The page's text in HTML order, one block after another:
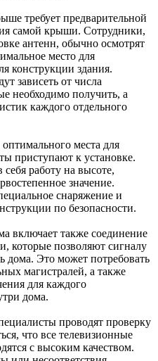
требует предварительной
самой крыши. Сотрудники,
антенн, обычно осмотрят
место для
конструкции здания.
зависеть от числа
необходимо получить, а
каждого отдельного
места для
приступают к установке.
работу на высоте,
значение.
снаряжение и
по безопасности.
включает также соединение
которые позволяют сигналу
дома. Это может потребовать
магистралей, а также
для каждого
дома.
проводят проверку
что все телевизионные
с высоким качеством.